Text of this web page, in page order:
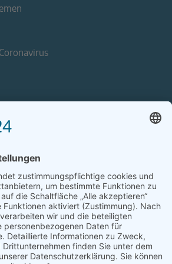
– Mitgliederjournal
Handels
– Personal Award 2026
Podcast mit Kuhlage und Gästen